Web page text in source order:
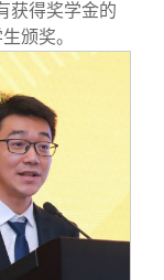
获得奖学金的
颁奖。